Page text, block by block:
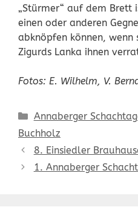
„Stürmer“ auf dem Brett
einen oder anderen
abknöpfen können, wenn
Zigurds Lanka ihnen
Fotos: E. Wilhelm, V.
Kategorien
Annaberger
Buchholz
8. Einsiedler
1. Annaberger